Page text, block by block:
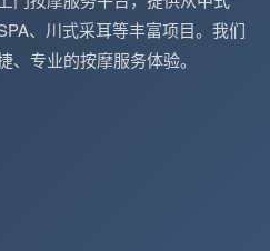
、川式采耳等丰富项目。我们
专业的按摩服务体验。